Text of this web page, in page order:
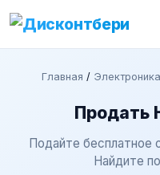
Главная / Электроника
Продать
Подайте бесплатное
Найдите